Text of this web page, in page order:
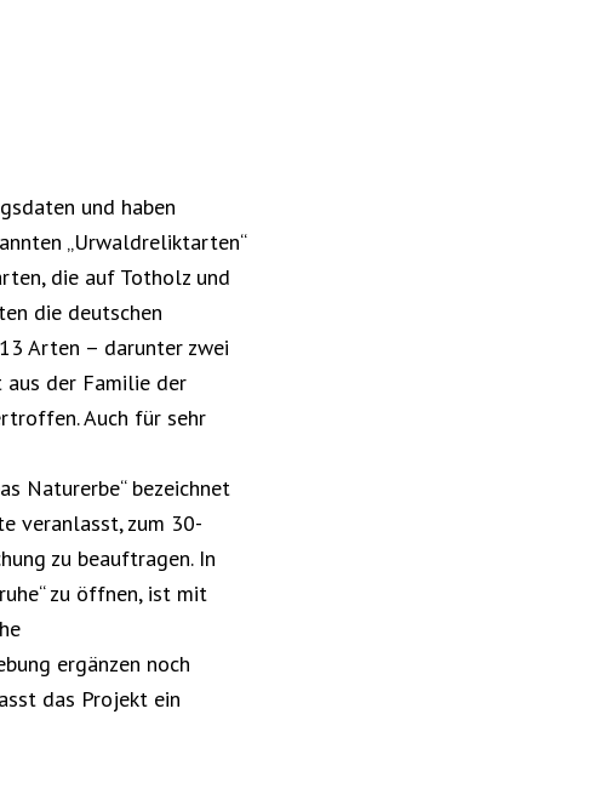
und haben
„Urwaldreliktarten“
die auf Totholz und
die deutschen
Arten – darunter zwei
der Familie der
Auch für sehr
Naturerbe“ bezeichnet
veranlasst, zum 30-
zu beauftragen. In
zu öffnen, ist mit
ergänzen noch
das Projekt ein